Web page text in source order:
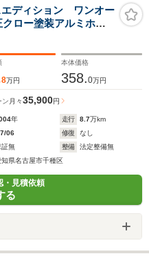
ディション ワンオー
ロー塗装アルミホイ
8万円
本体価格
358.0万円
ン 月々35,900円
年 走行 8.7万km
06 修復
なし
証無 整備
法定整備無
知県名古屋市千種区
・見積依頼
る